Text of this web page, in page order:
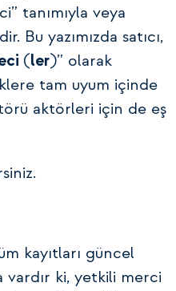
tanımıyla veya
Bu yazımızda satıcı,
(ler)” olarak
tam uyum içinde
aktörleri için de eş
kayıtları güncel
ki, yetkili merci